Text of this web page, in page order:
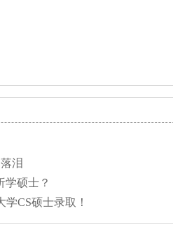
泪
学硕士？
CS硕士录取！